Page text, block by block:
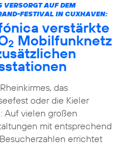
VERSORGT AUF DEM
FESTIVAL IN CUXHAVEN:
verstärkte
2 Mobilfunknetz
das
oder die Kieler
Auf vielen großen
mit entsprechend
errichtet